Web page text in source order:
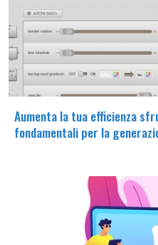
Aumenta la tua efficienza
fondamentali per la